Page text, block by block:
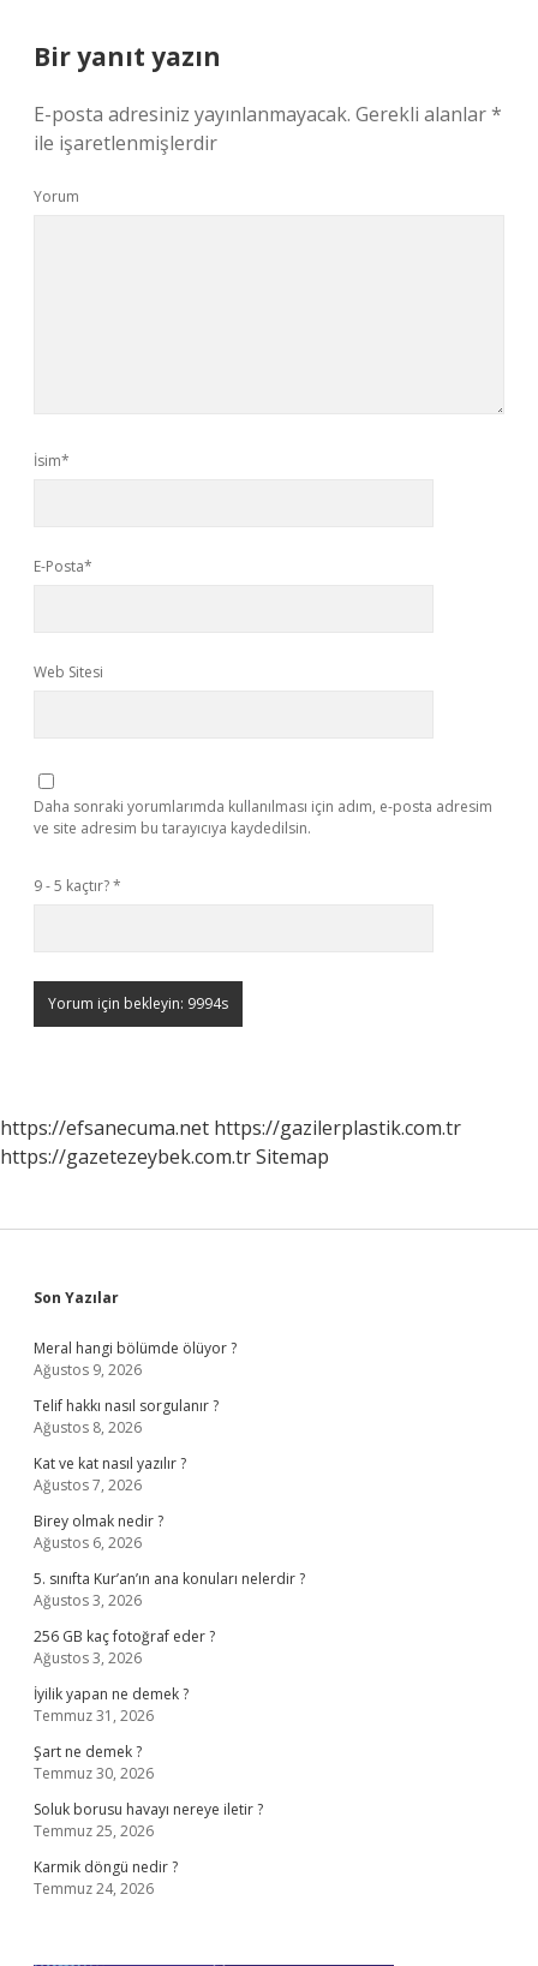
Bir yanıt yazın
E-posta adresiniz yayınlanmayacak. Gerekli alanlar*
ile işaretlenmişlerdir
Yorum
İsim*
E-Posta*
Web Sitesi
Daha sonraki yorumlarımda kullanılması için adım, e-posta adresim
ve site adresim bu tarayıcıya kaydedilsin.
9 - 5 kaçtır?*
https://efsanecuma.net https://gazilerplastik.com.tr
https://gazetezeybek.com.trSitemap
Sidebar
Son Yazılar
Meral hangi bölümde ölüyor ?
Ağustos 9, 2026
Telif hakkı nasıl sorgulanır ?
Ağustos 8, 2026
Kat ve kat nasıl yazılır ?
Ağustos 7, 2026
Birey olmak nedir ?
Ağustos 6, 2026
5. sınıfta Kur’an’ın ana konuları nelerdir ?
Ağustos 3, 2026
256 GB kaç fotoğraf eder ?
Ağustos 3, 2026
İyilik yapan ne demek ?
Temmuz 31, 2026
Şart ne demek ?
Temmuz 30, 2026
Soluk borusu havayı nereye iletir ?
Temmuz 25, 2026
Karmik döngü nedir ?
Temmuz 24, 2026